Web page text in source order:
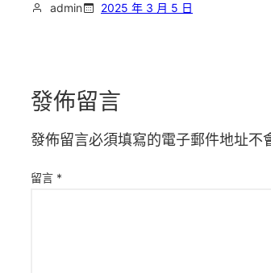
admin 2025 年 3 月 5 日
發佈留言
發佈留言必須填寫的電子郵件地址不
留言 *